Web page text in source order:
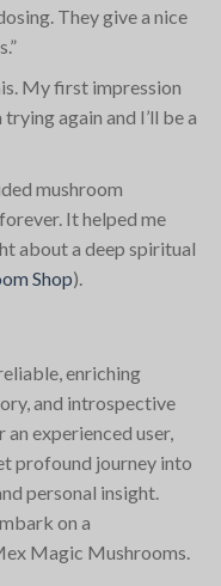
They give a nice
My first impression
again and I’ll be a
mushroom
It helped me
about a deep spiritual
Shop)
enriching
and introspective
experienced user,
profound journey into
personal insight.
on a
Magic Mushrooms.